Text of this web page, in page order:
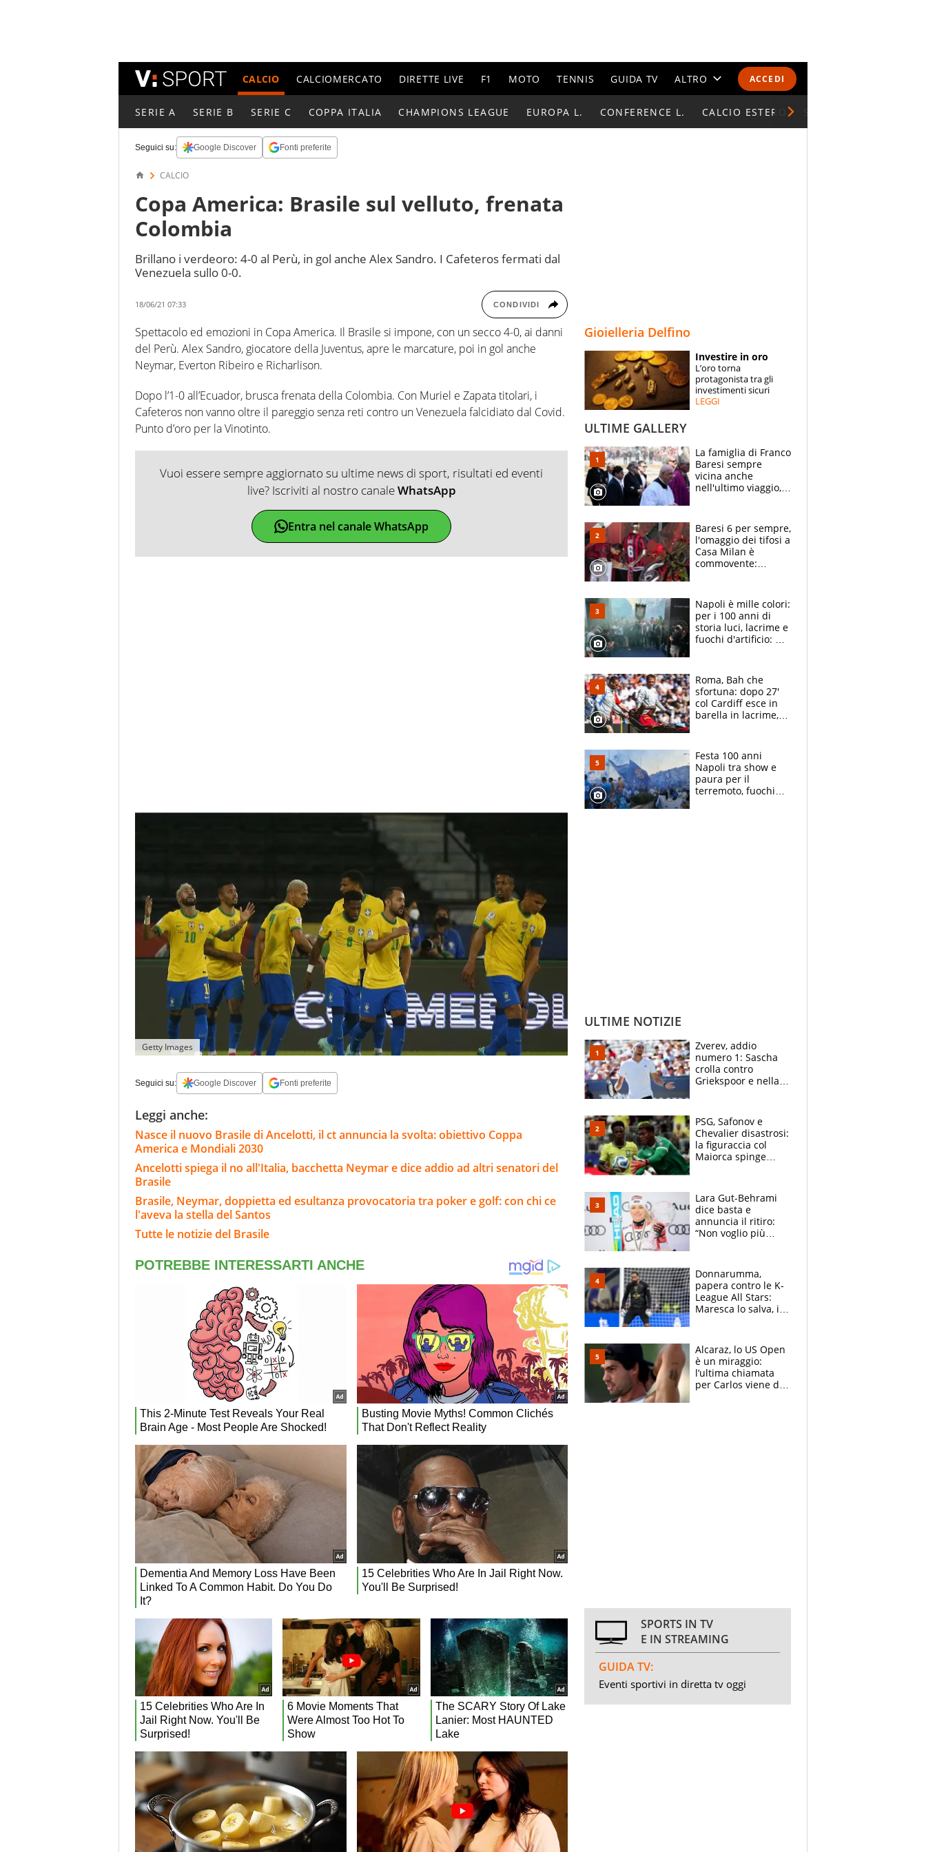
ACCEDI
CALCIO CALCIOMERCATO DIRETTE LIVE F1 MOTO TENNIS GUIDA TV ALTRO
CALENDARI E CLASSIFICHE
ESPERTI
CONTATTI
SERIE A SERIE B SERIE C COPPA ITALIA CHAMPIONS LEAGUE EUROPA L. CONFERENCE L. CALCIO ESTERO
Seguici su: Google Discover Fonti preferite
CALCIO
Copa America: Brasile sul velluto, frenata
Colombia
Brillano i verdeoro: 4-0 al Perù, in gol anche Alex Sandro. I Cafeteros fermati dal
Venezuela sullo 0-0.
18/06/21 07:33 CONDIVIDI
Spettacolo ed emozioni in Copa America. Il Brasile si impone, con un secco 4-0, ai danni
del Perù. Alex Sandro, giocatore della Juventus, apre le marcature, poi in gol anche
Neymar, Everton Ribeiro e Richarlison.
Dopo l’1-0 all’Ecuador, brusca frenata della Colombia. Con Muriel e Zapata titolari, i
Cafeteros non vanno oltre il pareggio senza reti contro un Venezuela falcidiato dal Covid.
Punto d’oro per la Vinotinto.
Vuoi essere sempre aggiornato su ultime news di sport, risultati ed eventi
live? Iscriviti al nostro canaleWhatsApp
Entra nel canale WhatsApp
Getty Images
Seguici su: Google Discover Fonti preferite
Leggi anche:
Nasce il nuovo Brasile di Ancelotti, il ct annuncia la svolta: obiettivo Coppa
America e Mondiali 2030
Ancelotti spiega il no all'Italia, bacchetta Neymar e dice addio ad altri senatori del
Brasile
Brasile, Neymar, doppietta ed esultanza provocatoria tra poker e golf: con chi ce
l'aveva la stella del Santos
Tutte le notizie del Brasile
Gioielleria Delfino
Investire in oro
L’oro torna
protagonista tra gli
investimenti sicuri
LEGGI
ULTIME GALLERY
La famiglia di Franco
Baresi sempre
vicina anche
nell'ultimo viaggio,
circondati
dall'affetto dei tifosi
Baresi 6 per sempre,
l'omaggio dei tifosi a
Casa Milan è
commovente:
bigliettini
Napoli è mille colori:
per i 100 anni di
storia luci, lacrime e
fuochi d'artificio: De
Roma, Bah che
sfortuna: dopo 27'
col Cardiff esce in
barella in lacrime,
prendono 3 gol in
45'
Festa 100 anni
Napoli tra show e
paura per il
terremoto, fuochi
ULTIME NOTIZIE
Zverev, addio
numero 1: Sascha
crolla contro
Griekspoor e nella
terzo. Quanti malori
a Montreal
PSG, Safonov e
Chevalier disastrosi:
la figuraccia col
Maiorca spinge
rischio beffa
Lara Gut-Behrami
dice basta e
annuncia il ritiro:
“Non voglio più
Brignone
Donnarumma,
papera contro le K-
League All Stars:
Maresca lo salva, i
Alcaraz, lo US Open
è un miraggio:
l’ultima chiamata
per Carlos viene da
SPORTS IN TV
E IN STREAMING
GUIDA TV:
Eventi sportivi in diretta tv oggi